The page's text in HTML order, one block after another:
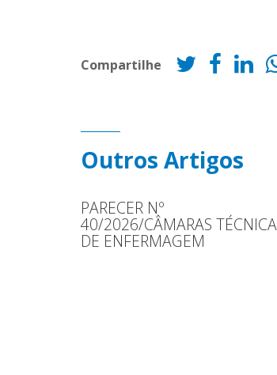
Compartilhe
Outros Artigos
PARECER Nº
40/2026/CÂMARAS
DE ENFERMAGEM